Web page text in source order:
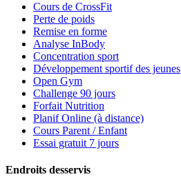
Cours de CrossFit
Perte de poids
Remise en forme
Analyse InBody
Concentration sport
Développement sportif des jeunes
Open Gym
Challenge 90 jours
Forfait Nutrition
Planif Online (à distance)
Cours Parent / Enfant
Essai gratuit 7 jours
Endroits desservis